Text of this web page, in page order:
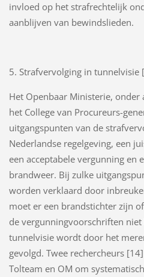
invloed op het strafrechtelijk
aanblijven van bewindslieden.
5. Strafvervolging in tunnelvisie
Het Openbaar Ministerie, onder
het College van Procureurs-
uitgangspunten van de
Nederlandse regelgeving, een
een acceptabele vergunning en
brandweer. Bij zulke
worden verklaard door
moet er een brandstichter zijn
de vergunningvoorschriften niet
tunnelvisie wordt door het
gevolgd. Twee rechercheurs
Tolteam en OM om